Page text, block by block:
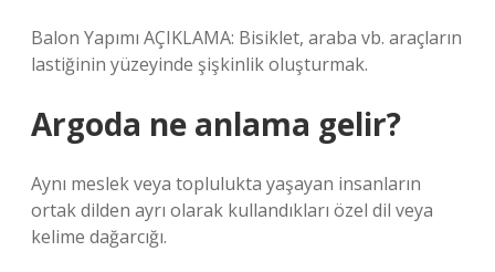
Balon Yapımı AÇIKLAMA: Bisiklet, araba vb. araçların
lastiğinin yüzeyinde şişkinlik oluşturmak.
Argoda ne anlama gelir?
Aynı meslek veya toplulukta yaşayan insanların
ortak dilden ayrı olarak kullandıkları özel dil veya
kelime dağarcığı.